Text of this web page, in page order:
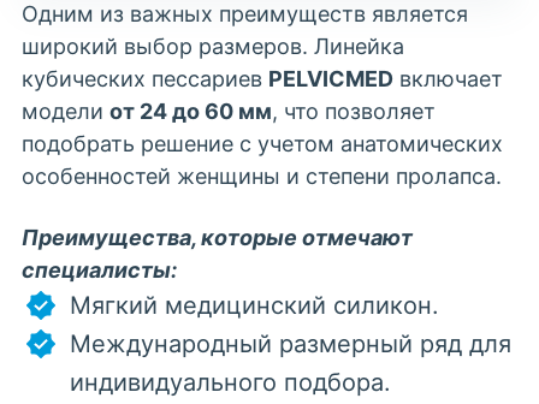
Одним из важных преимуществ является
широкий выбор размеров. Линейка
кубических пессариев PELVICMED включает
модели от 24 до 60 мм, что позволяет
подобрать решение с учетом анатомических
особенностей женщины и степени пролапса.
Преимущества, которые отмечают
специалисты:
Мягкий медицинский силикон.
Международный размерный ряд для
индивидуального подбора.